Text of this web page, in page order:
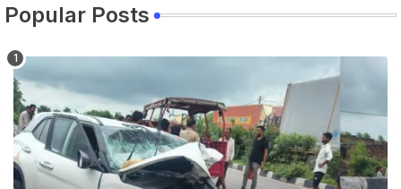
Popular Posts